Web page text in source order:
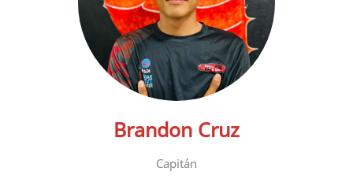
Brandon Cruz
Capitán